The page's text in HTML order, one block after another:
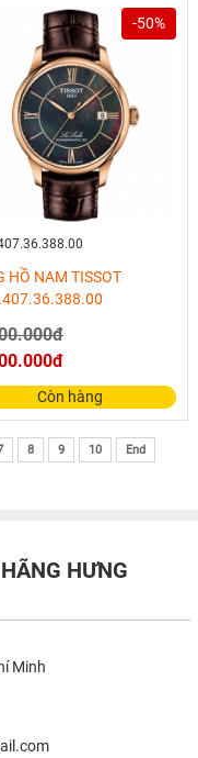
-50%
HỒ NAM TISSOT
Còn hàng
8 9 10 End
HƯNG
Minh